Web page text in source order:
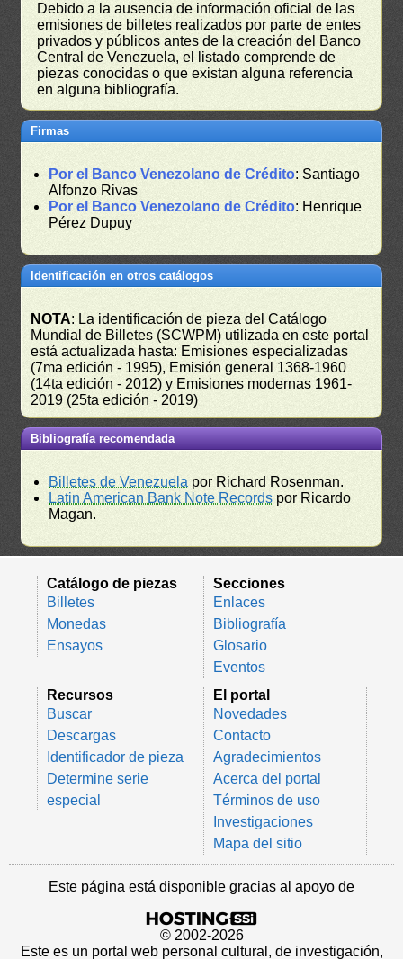
Debido a la ausencia de información oficial de las
emisiones de billetes realizados por parte de entes
privados y públicos antes de la creación del Banco
Central de Venezuela, el listado comprende de
piezas conocidas o que existan alguna referencia
en alguna bibliografía.
Firmas
Por el Banco Venezolano de Crédito: Santiago
Alfonzo Rivas
Por el Banco Venezolano de Crédito: Henrique
Pérez Dupuy
Identificación en otros catálogos
NOTA: La identificación de pieza del Catálogo
Mundial de Billetes (SCWPM) utilizada en este portal
está actualizada hasta: Emisiones especializadas
(7ma edición - 1995), Emisión general 1368-1960
(14ta edición - 2012) y Emisiones modernas 1961-
2019 (25ta edición - 2019)
Bibliografía recomendada
Billetes de Venezuela por Richard Rosenman.
Latin American Bank Note Records por Ricardo
Magan.
Catálogo de piezas
Billetes
Monedas
Ensayos
Secciones
Enlaces
Bibliografía
Glosario
Eventos
Recursos
Buscar
Descargas
Identificador de pieza
Determine serie
especial
El portal
Novedades
Contacto
Agradecimientos
Acerca del portal
Términos de uso
Investigaciones
Mapa del sitio
Este página está disponible gracias al apoyo de
© 2002-2026
Este es un portal web personal cultural, de investigación,